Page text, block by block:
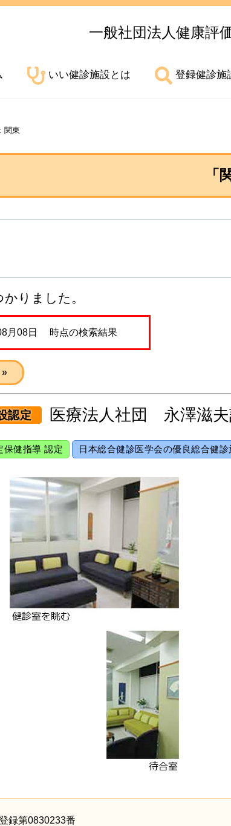
一般社団法人健康評
いい健診施設とは 登録健診施
関東
「
かりました。
月08日 時点の検索結果
»
認定 医療法人社団 永澤滋
保健指導 認定 日本総合健診医学会の優良総合健診
録第0830233番